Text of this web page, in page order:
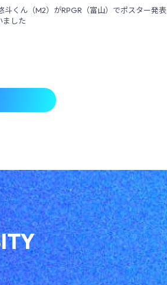
斗くん（M2）がRPGR（富山）でポスター発表
ました